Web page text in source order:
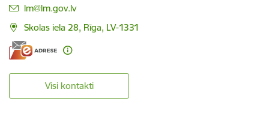
E-pasts:
lm@lm.gov.lv
Skolas iela 28, Rīga, LV-1331
Visi kontakti